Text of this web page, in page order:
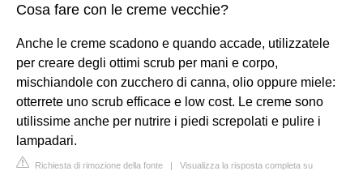
Cosa fare con le creme vecchie?
Anche le creme scadono e quando accade, utilizzatele
per creare degli ottimi scrub per mani e corpo,
mischiandole con zucchero di canna, olio oppure miele:
otterrete uno scrub efficace e low cost. Le creme sono
utilissime anche per nutrire i piedi screpolati e pulire i
lampadari.
Richiesta di rimozione della fonte | Visualizza la risposta completa su